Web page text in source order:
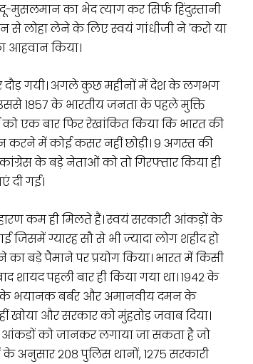
का भेद त्याग कर सिर्फ हिंदुस्तानी
से लोहा लेने के लिए स्वयं गांधीजी ने 'करो या
आहवान किया।
दौड़ गयी। अगले कुछ महीनों में देश के लगभग
१८५७ के भारतीय जनता के पहले मुक्ति
को एक बार फिर रेखांकित किया कि भारत की
करने में कोई कसर नहीं छोड़ी। ९ अगस्त की
के बड़े नेताओं को तो गिरफ्तार किया ही
दी गई।
कम ही मिलते हैं। स्वयं सरकारी आंकड़ों के
जिसमें ग्यारह सौ से भी ज्यादा लोग शहीद हो
बड़े पैमाने पर प्रयोग किया। भारत में किसी
शायद पहली बार ही किया गया था। १९४२ के
के भयानक बर्बर और अमानवीय दमन के
और सरकार को मुंहतोड़ जवाब दिया।
आंकड़ों को जानकर लगाया जा सकता है जो
अनुसार २०८ पुलिस थानों, १२७५ सरकारी